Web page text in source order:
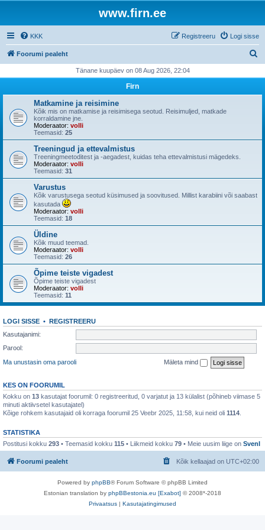
www.firn.ee
KKK Logi sisse
Registreeru
Foorumi pealeht
i
Tänane kuupäev on 08 Aug 2026, 22:04
Firn
Matkamine ja reisimine
Kõik mis on matkamise ja reisimisega seotud. Reisimuljed, matkade
korraldamine jne.
Moderaator: volli
Teemasid: 25
Treeningud ja ettevalmistus
Treeningmeetoditest ja -aegadest, kuidas teha ettevalmistusi mägedeks.
Moderaator: volli
Teemasid: 31
Varustus
Kõik varustusega seotud küsimused ja soovitused. Millist karabiini või saabast
kasutada
Moderaator: volli
Teemasid: 18
Üldine
Kõik muud teemad.
Moderaator: volli
Teemasid: 26
Õpime teiste vigadest
Õpime teiste vigadest
Moderaator: volli
Teemasid: 11
LOGI SISSE • REGISTREERU
Kasutajanimi:
Parool:
Ma unustasin oma parooli
Mäleta mind
KES ON FOORUMIL
Kokku on 13 kasutajat foorumil: 0 registreeritud, 0 varjatut ja 13 külalist (põhineb viimase 5
minuti aktiivsetel kasutajatel)
Kõige rohkem kasutajaid oli korraga foorumil 25 Veebr 2025, 11:58, kui neid oli 1114
STATISTIKA
Postitusi kokku 293 • Teemasid kokku 115 • Liikmeid kokku 79 • Meie uusim liige on SvenI
Foorumi pealeht Kõik kellaajad on UTC+02:00
Powered by phpBB® Forum Software © phpBB Limited
Estonian translation by phpBBestonia.eu [Exabot] © 2008*-2018
Privaatsus | Kasutajatingimused